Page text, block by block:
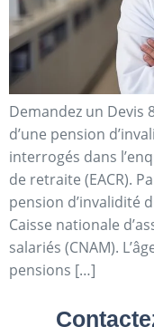
Demandez un Devis
d’une pension
interrogés dans
de retraite (EACR).
pension d’invalidité
Caisse nationale
salariés (CNAM).
pensions […]